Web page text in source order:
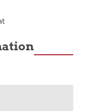
0 stars out of 5.